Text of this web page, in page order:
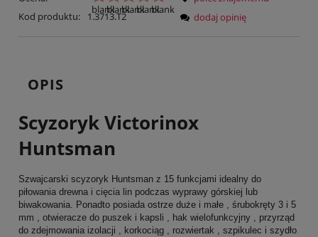
Kod produktu:
1.3713.T2
dodaj opinię
OPIS
Scyzoryk Victorinox
Huntsman
Szwajcarski scyzoryk Huntsman z 15 funkcjami idealny do
piłowania drewna i cięcia lin podczas wyprawy górskiej lub
biwakowania. Ponadto posiada ostrze duże i małe , śrubokręty 3 i 5
mm , otwieracze do puszek i kapsli , hak wielofunkcyjny , przyrząd
do zdejmowania izolacji , korkociąg , rozwiertak , szpikulec i szydło